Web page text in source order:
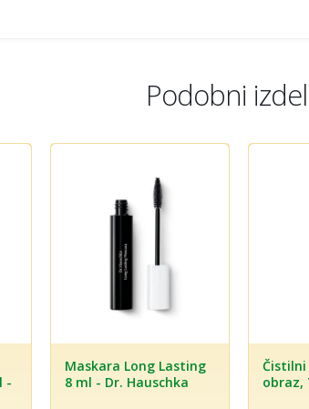
Podobni
Čistilni balzam za
obraz, 75 ml - Dr.
za vrat